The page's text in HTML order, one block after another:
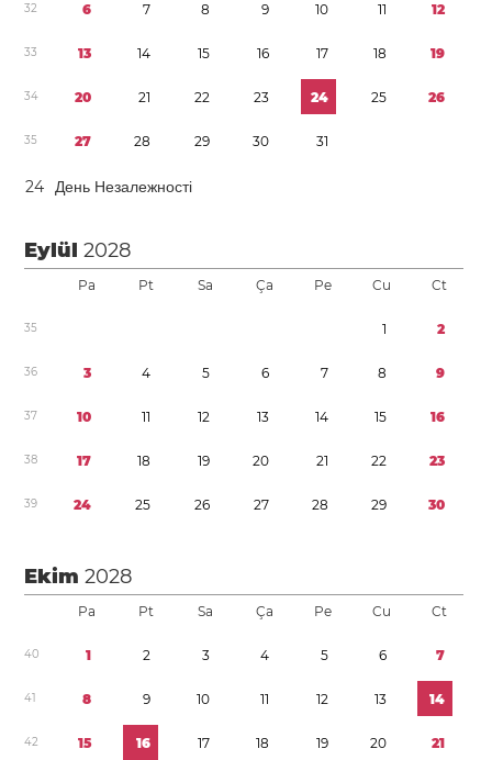
32 6 7 8 9 10 11 12
33 13 14 15 16 17 18 19
34 20 21 22 23 24 25 26
35 27 28 29 30 31
24 День Незалежності
Eylül2028
Pa Pt Sa Ça Pe Cu Ct
35 1 2
36 3 4 5 6 7 8 9
37 10 11 12 13 14 15 16
38 17 18 19 20 21 22 23
39 24 25 26 27 28 29 30
Ekim2028
Pa Pt Sa Ça Pe Cu Ct
40 1 2 3 4 5 6 7
41 8 9 10 11 12 13 14
42 15 16 17 18 19 20 21